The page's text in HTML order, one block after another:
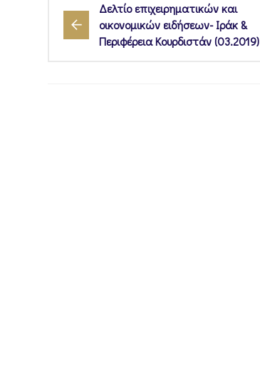
Δελτίο επιχειρηματικών και
οικονομικών ειδήσεων- Ιράκ &
Περιφέρεια Κουρδιστάν (03.2019)